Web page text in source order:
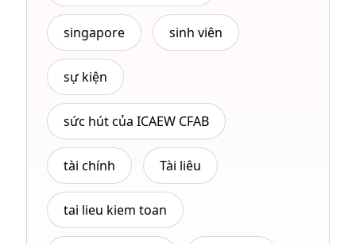
singapore sinh viên
sự kiện
sức hút của ICAEW CFAB
tài chính Tài liêu
tai lieu kiem toan